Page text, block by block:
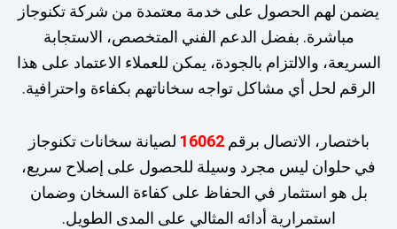
يضمن لهم الحصول على خدمة معتمدة من شركة تكنوجاز
مباشرة. بفضل الدعم الفني المتخصص، الاستجابة
السريعة، والالتزام بالجودة، يمكن للعملاء الاعتماد على هذا
الرقم لحل أي مشاكل تواجه سخاناتهم بكفاءة واحترافية.
باختصار، الاتصال برقم16062 لصيانة سخانات تكنوجاز
في حلوان ليس مجرد وسيلة للحصول على إصلاح سريع،
بل هو استثمار في الحفاظ على كفاءة السخان وضمان
استمرارية أدائه المثالي على المدى الطويل.